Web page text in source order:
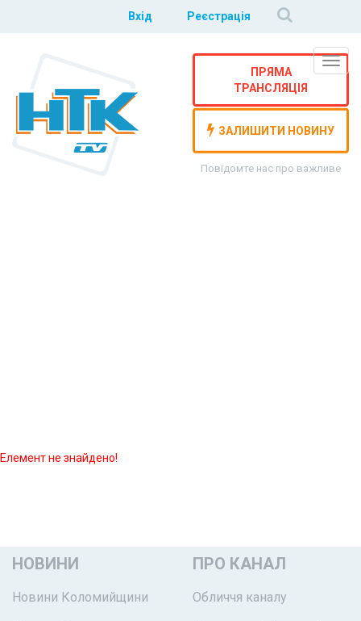
Вхід Реєстрація
ПРЯМА
ТРАНСЛЯЦІЯ
ЗАЛИШИТИ НОВИНУ
Повідомте нас про важливе
Елемент не знайдено!
НОВИНИ
Новини Коломийщини
ПРО КАНАЛ
Обличчя каналу